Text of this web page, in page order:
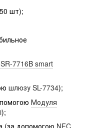
шт);
7716B smart
шлюзу SL-7734);
Модуля
);